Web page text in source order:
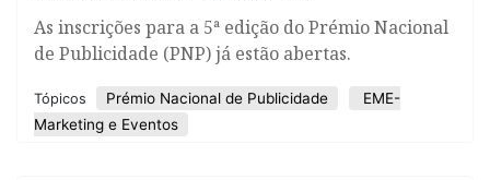
As inscrições para a 5ª edição do Prémio Nacional
de Publicidade (PNP) já estão abertas.
Tópicos Prémio Nacional de Publicidade
EME-
Marketing e Eventos